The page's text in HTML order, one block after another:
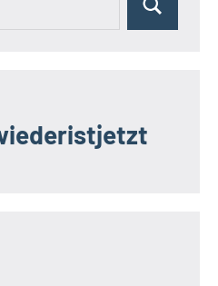
Suchen